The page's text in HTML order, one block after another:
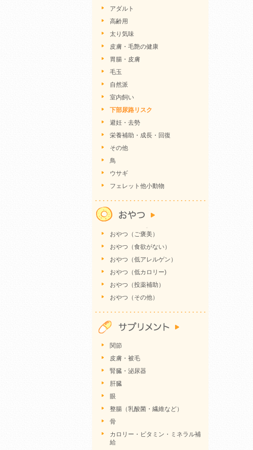
アダルト
高齢用
太り気味
皮膚・毛艶の健康
胃腸・皮膚
毛玉
自然派
室内飼い
下部尿路リスク
避妊・去勢
栄養補助・成長・回復
その他
鳥
ウサギ
フェレット他小動物
おやつ（ご褒美）
おやつ（食欲がない）
おやつ（低アレルゲン）
おやつ（低カロリー)
おやつ（投薬補助）
おやつ（その他）
関節
皮膚・被毛
腎臓・泌尿器
肝臓
眼
整腸（乳酸菌・繊維など）
骨
カロリー・ビタミン・ミネラル補
給